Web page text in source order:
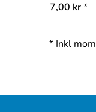
7,00 kr*
* Inkl